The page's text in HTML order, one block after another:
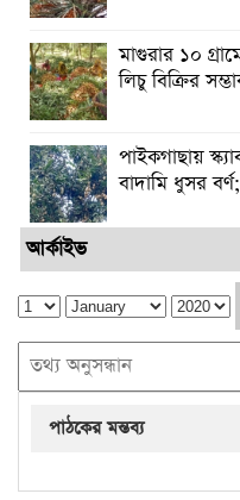
মাগুরার ১০
লিচু বিক্রির
পাইকগাছায়
বাদামি ধুসর
আর্কাইভ
পাঠকের মন্তব্য